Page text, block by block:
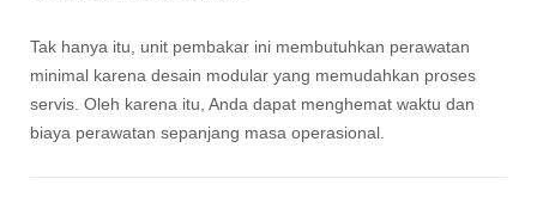
Tak hanya itu, unit pembakar ini membutuhkan perawatan
minimal karena desain modular yang memudahkan proses
servis. Oleh karena itu, Anda dapat menghemat waktu dan
biaya perawatan sepanjang masa operasional.